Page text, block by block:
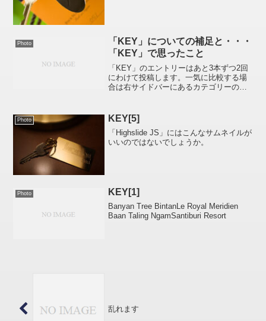
Photo
「KEY」についての補足と・・・
「KEY」で思ったこと
「KEY」のエントリーはあと3本ずつ2回
にわけて投稿します。一気に比較する場
合は右サイドバーにあるカテゴリーの
れない「KEY」ってありませんか？私の
場合＊＊＊...
Photo KEY[5]
「Highslide JS」にはこんなサムネイルが
いいのではないでしょうか。
Photo KEY[1]
Banyan Tree BintanLe Royal Meridien
Baan Taling NgamSantiburi Resort
乱れます